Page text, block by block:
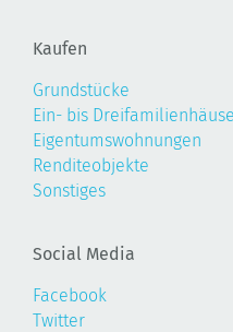
Kaufen
Grundstücke
Ein- bis
Eigentumswohnungen
Renditeobjekte
Sonstiges
Social Media
Facebook
Twitter